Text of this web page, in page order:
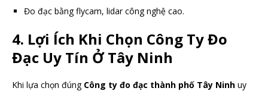
Đo đạc bằng flycam, lidar công nghệ cao.
4. Lợi Ích Khi Chọn Công Ty Đo
Đạc Uy Tín Ở Tây Ninh
Khi lựa chọn đúng Công ty đo đạc thành phố Tây Ninh uy